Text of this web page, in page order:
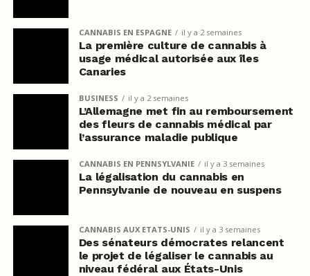
CANNABIS EN ESPAGNE il y a 2 semaines
La première culture de cannabis à
usage médical autorisée aux îles
Canaries
BUSINESS il y a 2 semaines
L’Allemagne met fin au remboursement
des fleurs de cannabis médical par
l’assurance maladie publique
CANNABIS EN PENNSYLVANIE il y a 3 semaines
La légalisation du cannabis en
Pennsylvanie de nouveau en suspens
CANNABIS AUX ETATS-UNIS il y a 3 semaines
Des sénateurs démocrates relancent
le projet de légaliser le cannabis au
niveau fédéral aux États-Unis